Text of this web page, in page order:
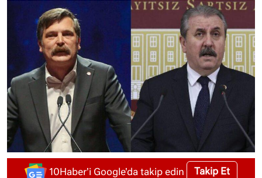
10Haber'i Google'da takip edin Takip Et